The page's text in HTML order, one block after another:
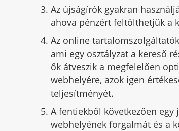
Az újságírók gyakran
ahova pénzért feltölthetjük a
Az online
ami egy osztályzat a kereső
ők átveszik a megfelelően
webhelyére, azok igen
teljesítményét.
A fentiekből következően
webhelyének forgalmát és a